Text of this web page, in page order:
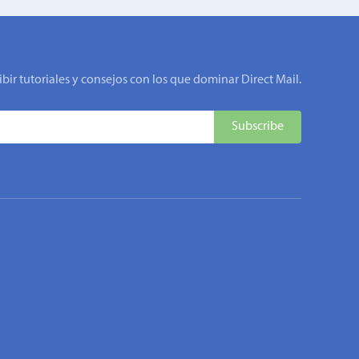
tutoriales y consejos con los que dominar Direct Mail.